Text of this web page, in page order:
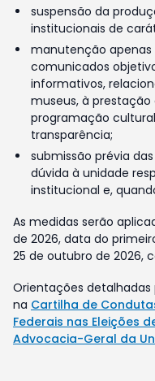
suspensão da
institucionais de
manutenção apenas
comunicados
informativos,
museus, à prestação
programação
transparência;
submissão prévia
dúvida à unidade
institucional e,
As medidas serão
de 2026, data do
25 de outubro de 2026,
Orientações
na Cartilha de
Federais nas Eleições
Advocacia-Geral da